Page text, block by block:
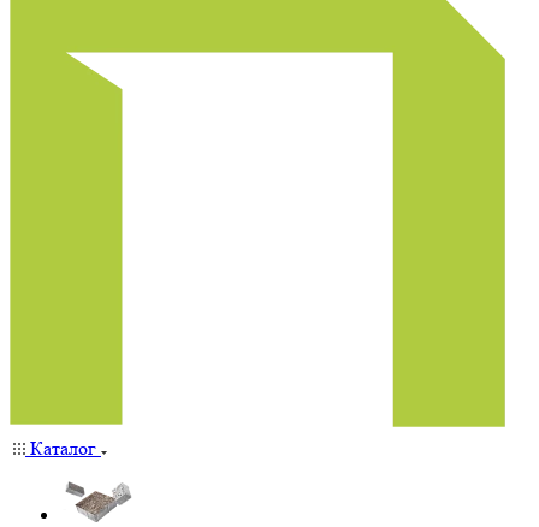
Каталог